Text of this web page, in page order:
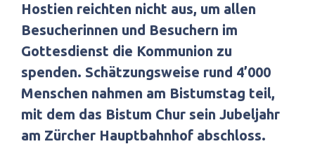
Hostien reichten nicht aus, um allen
Besucherinnen und Besuchern im
Gottesdienst die Kommunion zu
spenden. Schätzungsweise rund 4’000
Menschen nahmen am Bistumstag teil,
mit dem das Bistum Chur sein Jubeljahr
am Zürcher Hauptbahnhof abschloss.